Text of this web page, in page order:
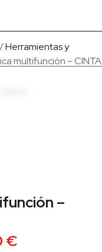
Herramientas y
multifunción – CINTA
–
€